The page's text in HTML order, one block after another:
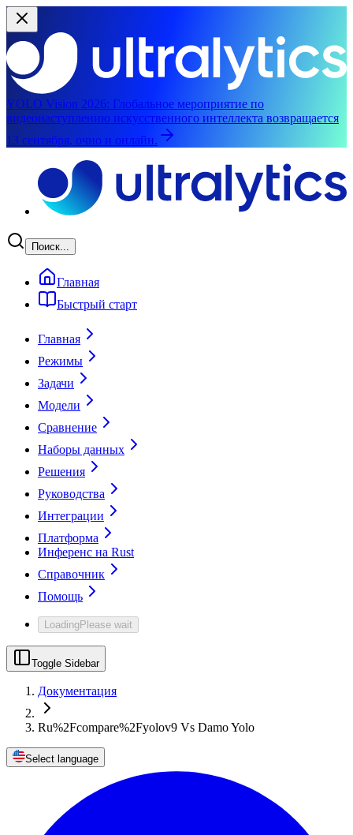
YOLO Vision 2026: Глобальное мероприятие по
видеонаступлению искусственного интеллекта возвращается
13 сентября, очно и онлайн.
Поиск...
Главная
Быстрый старт
Главная
Режимы
Задачи
Модели
Сравнение
Наборы данных
Решения
Руководства
Интеграции
Платформа
Инференс на Rust
Справочник
Помощь
LoadingPlease wait
Toggle Sidebar
Документация
Ru%2Fcompare%2Fyolov9 Vs Damo Yolo
Select language